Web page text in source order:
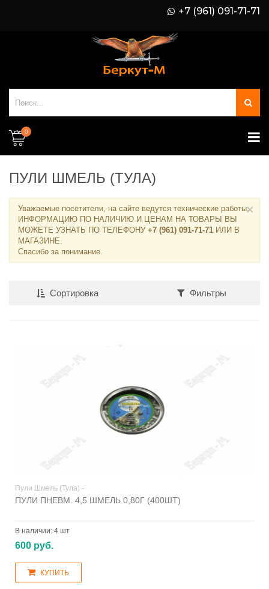
+7 (961) 091-71-71
0
ПУЛИ ШМЕЛЬ (ТУЛА)
Уважаемые посетители, на сайте ведутся технические работы.
ИНФОРМАЦИЮ ПО НАЛИЧИЮ И ЦЕНАМ НА ТОВАРЫ ВЫ
МОЖЕТЕ УЗНАТЬ ПО ТЕЛЕФОНУ +7 (961) 091-71-71 ИЛИ В
МАГАЗИНЕ.
Спасибо за понимание.
×
Сортировка Фильтры
Пули Шмель (Тула) -
ПУЛИ ПНЕВМ. 4,5 ШМЕЛЬ 0,80Г (400ШТ)
В наличии: 4 шт
600 руб.
КУПИТЬ